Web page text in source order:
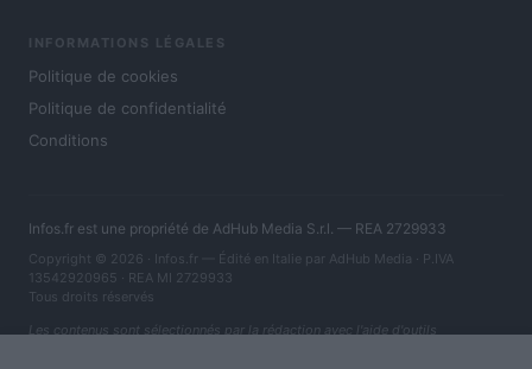
INFORMATIONS LÉGALES
Politique de cookies
Politique de confidentialité
Conditions
Infos.fr est une propriété de AdHub Media S.r.l. — REA 2729933
Copyright © 2026 · Infos.fr — Édité en Italie par AdHub Media · P.IVA
13542920965 · REA MI 2729933
Tous droits réservés
Les contenus sont sélectionnés par la rédaction avec l'aide d'outils